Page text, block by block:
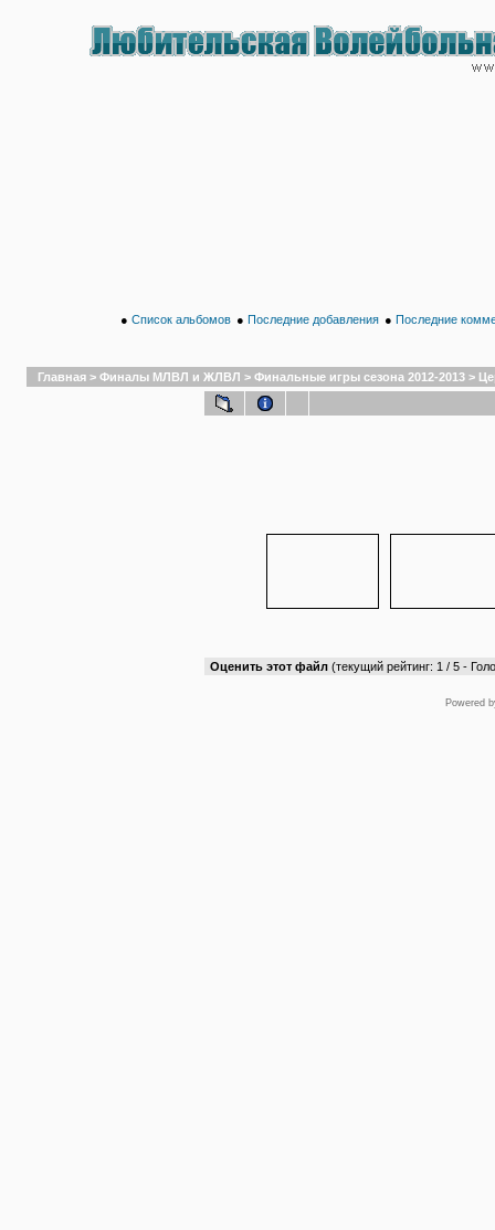
● Список альбомов ● Последние добавления ● Последние
Главная > Финалы МЛВЛ и ЖЛВЛ > Финальные игры сезона 2012-2013 >
Оценить этот файл (текущий рейтинг: 1 / 5 -
Powered